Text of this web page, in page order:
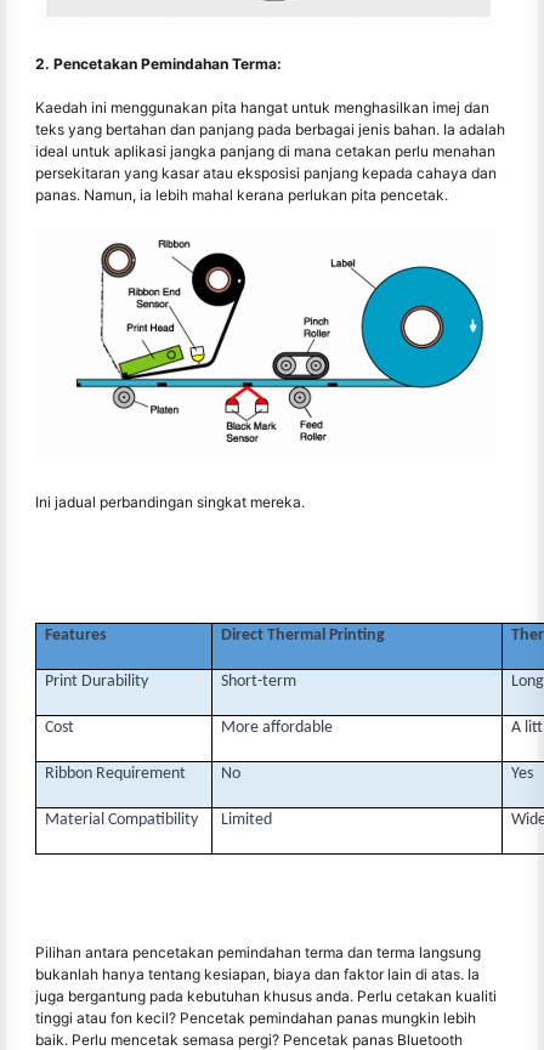
2. Pencetakan Pemindahan Terma:
Kaedah ini menggunakan pita hangat untuk menghasilkan imej dan
teks yang bertahan dan panjang pada berbagai jenis bahan. Ia adalah
ideal untuk aplikasi jangka panjang di mana cetakan perlu menahan
persekitaran yang kasar atau eksposisi panjang kepada cahaya dan
panas. Namun, ia lebih mahal kerana perlukan pita pencetak.
Ini jadual perbandingan singkat mereka.
Features Direct Thermal Printing
Print Durability Short-term
Cost More affordable A
Ribbon Requirement No Yes
Material Compatibility Limited
Pilihan antara pencetakan pemindahan terma dan terma langsung
bukanlah hanya tentang kesiapan, biaya dan faktor lain di atas. Ia
juga bergantung pada kebutuhan khusus anda. Perlu cetakan kualiti
tinggi atau fon kecil? Pencetak pemindahan panas mungkin lebih
baik. Perlu mencetak semasa pergi? Pencetak panas Bluetooth